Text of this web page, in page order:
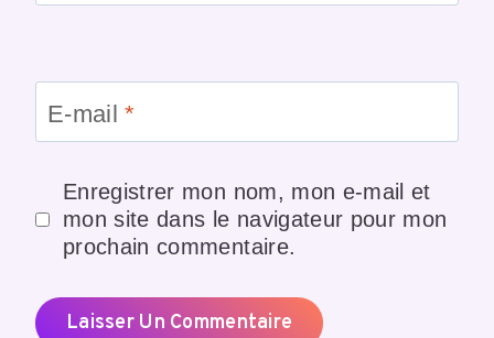
E-mail*
Enregistrer mon nom, mon e-mail et
mon site dans le navigateur pour mon
prochain commentaire.